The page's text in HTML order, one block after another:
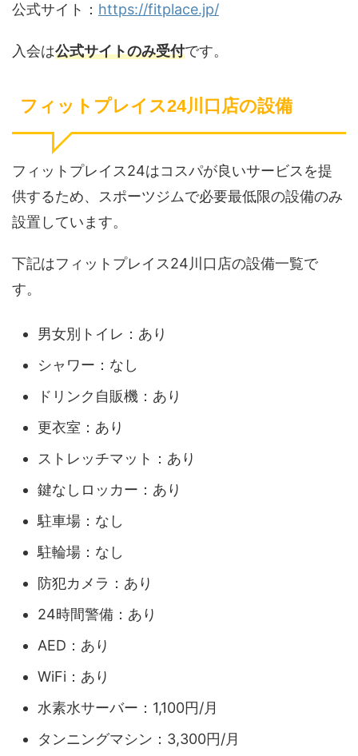
公式サイト： https://fitplace.jp/
入会は公式サイトのみ受付です。
フィットプレイス24川口店の設備
フィットプレイス24はコスパが良いサービスを提
供するため、スポーツジムで必要最低限の設備のみ
設置しています。
下記はフィットプレイス24川口店の設備一覧で
す。
男女別トイレ：あり
シャワー：なし
ドリンク自販機：あり
更衣室：あり
ストレッチマット：あり
鍵なしロッカー：あり
駐車場：なし
駐輪場：なし
防犯カメラ：あり
24時間警備：あり
AED：あり
WiFi：あり
水素水サーバー：1,100円/月
タンニングマシン：3,300円/月